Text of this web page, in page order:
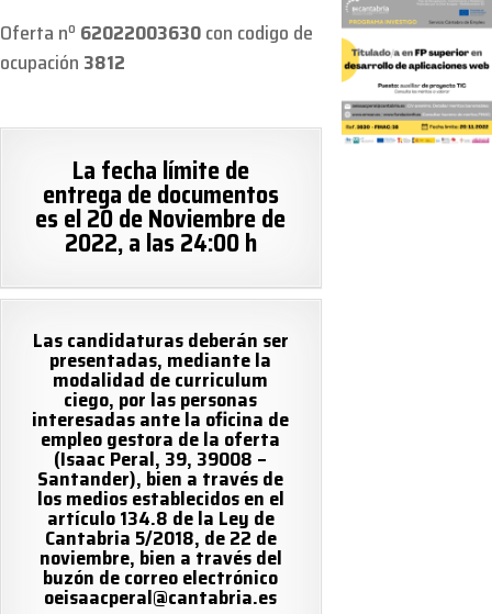
Oferta nº 62022003630con codigo de
ocupación 3812
La fecha límite de
entrega de documentos
es el 20 de Noviembre de
2022, a las 24:00 h
Las candidaturas deberán ser
presentadas, mediante la
modalidad de curriculum
ciego, por las personas
interesadas ante la oficina de
empleo gestora de la oferta
(Isaac Peral, 39, 39008 –
Santander), bien a través de
los medios establecidos en el
artículo 134.8 de la Ley de
Cantabria 5/2018, de 22 de
noviembre, bien a través del
buzón de correo electrónico
oeisaacperal@cantabria.es